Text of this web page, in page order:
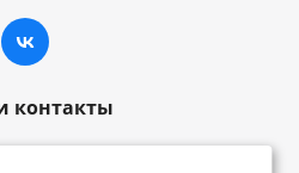
контакты